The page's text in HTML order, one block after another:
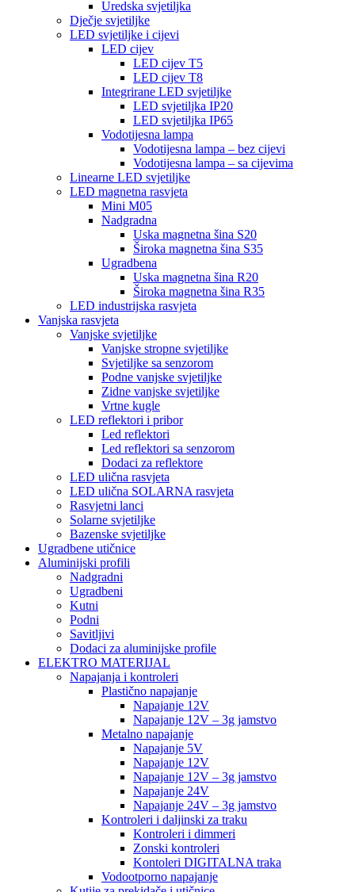
Uredska svjetiljka
Dječje svjetiljke
LED svjetiljke i cijevi
LED cijev
LED cijev T5
LED cijev T8
Integrirane LED svjetiljke
LED svjetiljka IP20
LED svjetiljka IP65
Vodotijesna lampa
Vodotijesna lampa – bez cijevi
Vodotijesna lampa – sa cijevima
Linearne LED svjetiljke
LED magnetna rasvjeta
Mini M05
Nadgradna
Uska magnetna šina S20
Široka magnetna šina S35
Ugradbena
Uska magnetna šina R20
Široka magnetna šina R35
LED industrijska rasvjeta
Vanjska rasvjeta
Vanjske svjetiljke
Vanjske stropne svjetiljke
Svjetiljke sa senzorom
Podne vanjske svjetiljke
Zidne vanjske svjetiljke
Vrtne kugle
LED reflektori i pribor
Led reflektori
Led reflektori sa senzorom
Dodaci za reflektore
LED ulična rasvjeta
LED ulična SOLARNA rasvjeta
Rasvjetni lanci
Solarne svjetiljke
Bazenske svjetiljke
Ugradbene utičnice
Aluminijski profili
Nadgradni
Ugradbeni
Kutni
Podni
Savitljivi
Dodaci za aluminijske profile
ELEKTRO MATERIJAL
Napajanja i kontroleri
Plastično napajanje
Napajanje 12V
Napajanje 12V – 3g jamstvo
Metalno napajanje
Napajanje 5V
Napajanje 12V
Napajanje 12V – 3g jamstvo
Napajanje 24V
Napajanje 24V – 3g jamstvo
Kontroleri i daljinski za traku
Kontroleri i dimmeri
Zonski kontroleri
Kontoleri DIGITALNA traka
Vodootporno napajanje